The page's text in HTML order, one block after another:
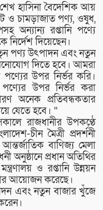
শেখ হাসিনা বৈদেশিক আয়
ও চামড়াজাত পণ্য, ওষুধ,
অন্যান্য রপ্তানি পণ্যে
নির্দেশ দিয়েছেন।
পণ্য উৎপাদন এবং নতুন
মনোযোগ দিতে হবে। আমরা
পণ্যের উপর নির্ভর করি।
উপর নির্ভর করা
অনেক প্রতিবন্ধকতার
যেতে হবে। ”
রাজধানীর উপকণ্ঠে
চীন মৈত্রী প্রদর্শনী
বাণিজ্য মেলা
অনুষ্ঠানে প্রধান অতিথির
ও রপ্তানি উন্নয়ন
আয়োজন করেছে।
এবং নতুন বাজার খুঁজে